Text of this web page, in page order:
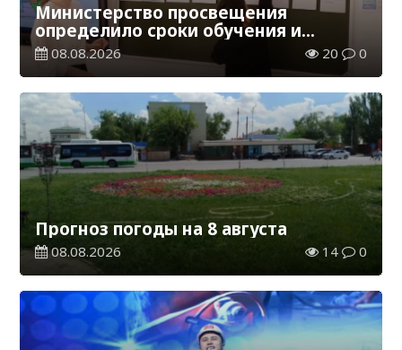
Министерство просвещения
определило сроки обучения и
каникул на 2026-2027 учебный год
08.08.2026 20 0
Прогноз погоды на 8 августа
08.08.2026 14 0